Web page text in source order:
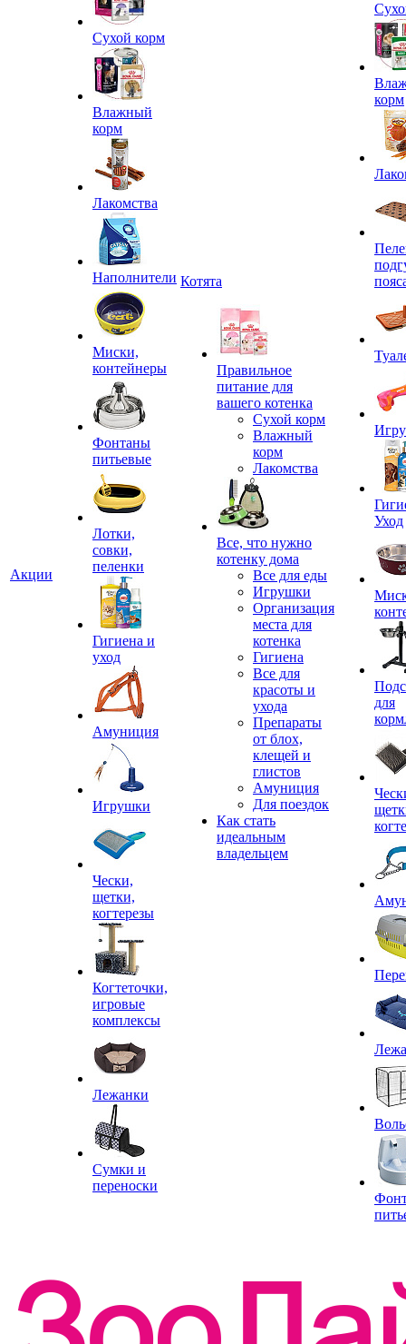
Акции
Сухой корм
Влажный
корм
Лакомства
Наполнители
Миски,
контейнеры
Фонтаны
питьевые
Лотки,
совки,
пеленки
Гигиена и
уход
Амуниция
Игрушки
Чески,
щетки,
когтерезы
Когтеточки,
игровые
комплексы
Лежанки
Сумки и
переноски
Котята
Правильное
питание для
вашего котенка
Сухой корм
Влажный
корм
Лакомства
Все, что нужно
котенку дома
Все для еды
Игрушки
Организация
места для
котенка
Гигиена
Все для
красоты и
ухода
Препараты
от блох,
клещей и
глистов
Амуниция
Для поездок
Как стать
идеальным
владельцем
корм
Уход
для